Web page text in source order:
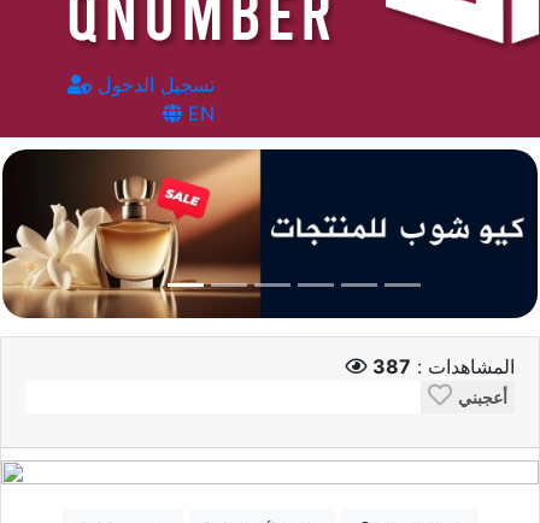
تسجيل الدخول
EN